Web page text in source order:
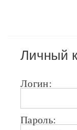
Личный
Логин:
Пароль: